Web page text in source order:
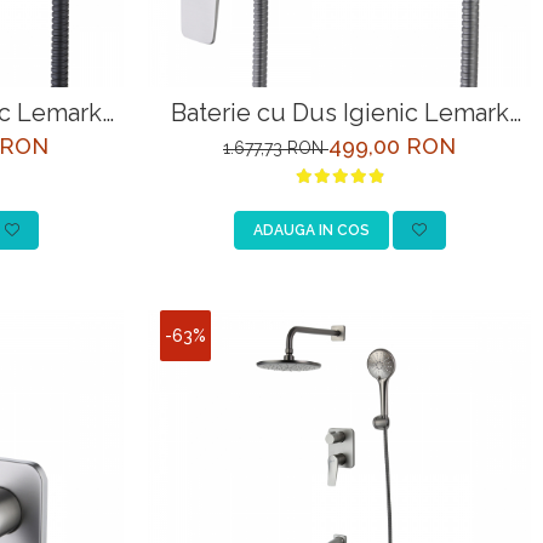
Lemark
Baterie cu Dus Igienic Lemark
Bronx LM3718GM Grafit
1.677,73 RON499,00 RON
ADAUGA IN COS
-63%